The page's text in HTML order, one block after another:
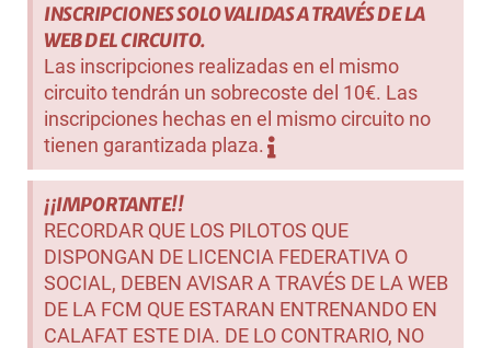
INSCRIPCIONES SOLO VALIDAS A TRAVÉS DE LA
WEB DEL CIRCUITO.
Las inscripciones realizadas en el mismo
circuito tendrán un sobrecoste del 10€. Las
inscripciones hechas en el mismo circuito no
tienen garantizada plaza.
¡¡IMPORTANTE!!
RECORDAR QUE LOS PILOTOS QUE
DISPONGAN DE LICENCIA FEDERATIVA O
SOCIAL, DEBEN AVISAR A TRAVÉS DE LA WEB
DE LA FCM QUE ESTARAN ENTRENANDO EN
CALAFAT ESTE DIA. DE LO CONTRARIO, NO